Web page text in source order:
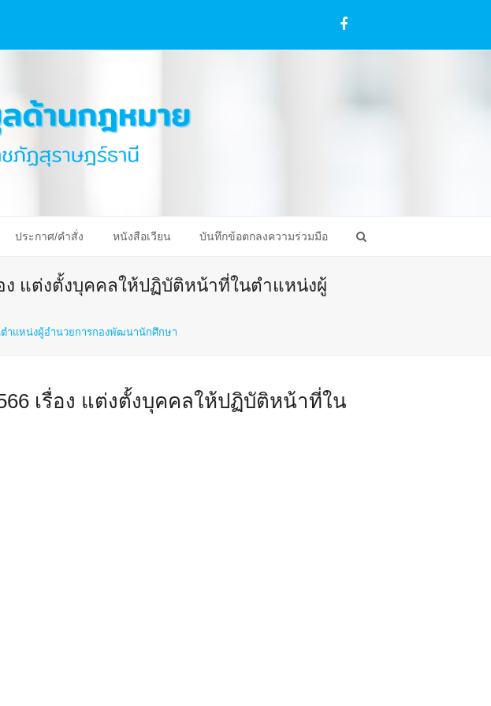
Facebook
ประกาศ/คำสั่ง หนังสือเวียน บันทึกข้อตกลงความร่วมมือ
ง แต่งตั้งบุคคลให้ปฏิบัติหน้าที่ในตำแหน่งผู้
ำแหน่งผู้อำนวยการกองพัฒนานักศึกษา
เรื่อง แต่งตั้งบุคคลให้ปฏิบัติหน้าที่ใน